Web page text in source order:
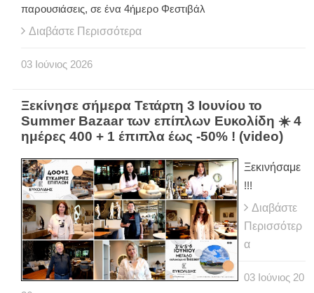
παρουσιάσεις, σε ένα 4ήμερο Φεστιβάλ
Διαβάστε Περισσότερα
03 Ιούνιος 2026
Ξεκίνησε σήμερα Τετάρτη 3 Ιουνίου το
Summer Bazaar των επίπλων Ευκολίδη ☀️ 4
ημέρες 400 + 1 έπιπλα έως -50% ! (video)
Ξεκινήσαμε
!!!
Διαβάστε
Περισσότερ
α
03 Ιούνιος 20